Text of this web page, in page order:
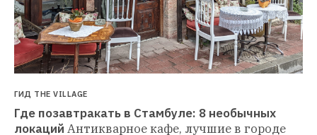
ГИД THE VILLAGE
Где позавтракать в Стамбуле: 8 необычных
локаций Антикварное кафе, лучшие в городе